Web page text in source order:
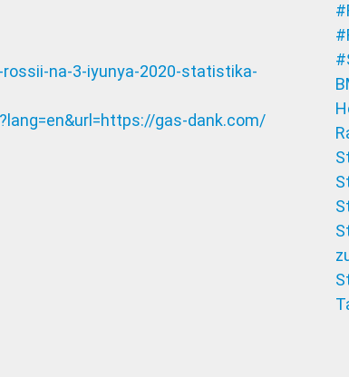
na-3-iyunya-2020-statistika-
gas-dank.com/